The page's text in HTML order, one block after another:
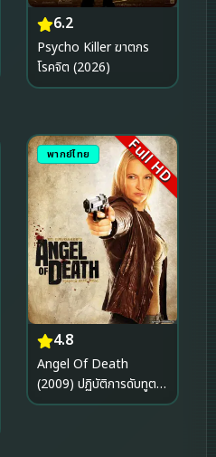
6.2
Psycho Killer ฆาตกร
โรคจิต (2026)
พากย์ไทย Full HD
4.8
Angel Of Death
(2009) ปฏิบัติการดับทูต
มรณะ